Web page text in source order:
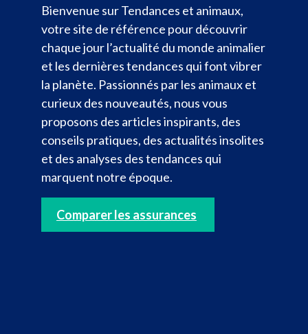
Bienvenue sur Tendances et animaux,
votre site de référence pour découvrir
chaque jour l’actualité du monde animalier
et les dernières tendances qui font vibrer
la planète. Passionnés par les animaux et
curieux des nouveautés, nous vous
proposons des articles inspirants, des
conseils pratiques, des actualités insolites
et des analyses des tendances qui
marquent notre époque.
Comparer les assurances